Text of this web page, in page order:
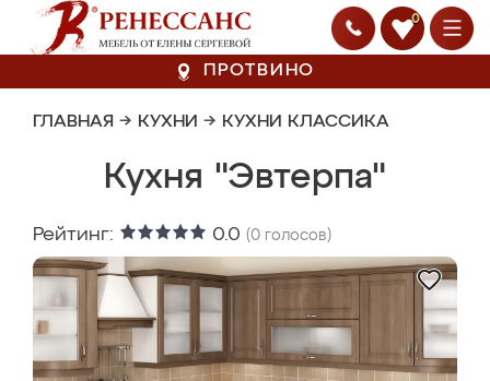
0
ПРОТВИНО
ГЛАВНАЯ → КУХНИ → КУХНИ КЛАССИКА
Кухня "Эвтерпа"
Рейтинг: 0.0 (0 голосов)